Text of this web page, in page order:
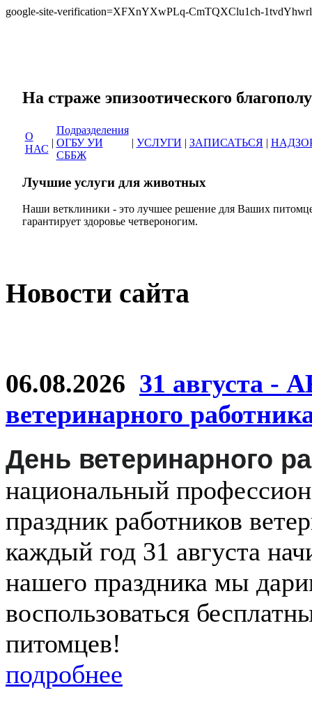
google-site-verification=XFXnYXwPLq-CmTQXClu1ch-
На страже
О
НАС
|
Подразделения
ОГБУ УИ
СББЖ
| УСЛУГИ | ЗАПИСАТЬСЯ |
Лучшие услуги для животных
Наши ветклиники - это лучшее решение для Ваших
гарантирует здоровье четвероногим.
Новости сайта
06.08.2026 31 августа -
ветеринарного
День ветеринарного
национальный
праздник работников
каждый год 31 августа
нашего праздника мы
воспользоваться
питомцев!
подробнее